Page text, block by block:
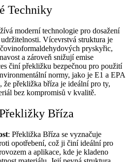
Techniky
moderní technologie pro dosažení
Vícevrstvá struktura je
pryskyřic,
a zároveň snižují emise
činí překližku bezpečnou pro použití
normy, jako je E1 a EPA
překližka bříza je ideální pro ty,
bez kompromisů v kvalitě.
Bříza
: Překližka Bříza se vyznačuje
opotřebení, což ji činí ideální pro
a aplikace, kde je kladeno